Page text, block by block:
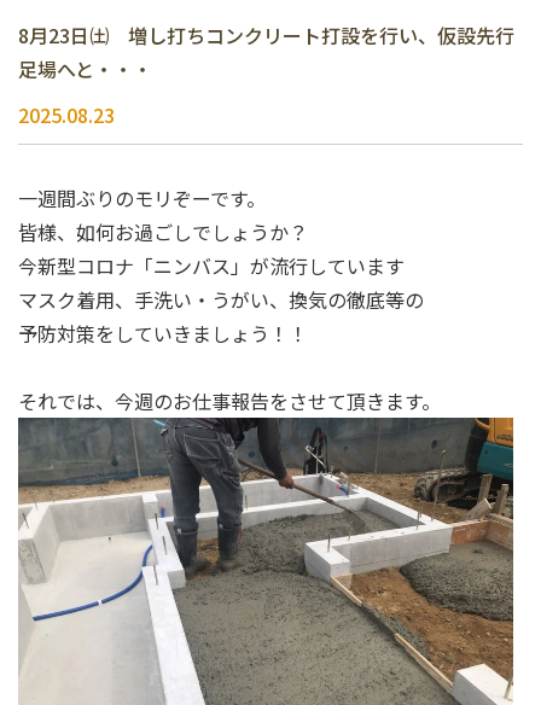
8月23日㈯ 増し打ちコンクリート打設を行い、仮設先行
足場へと・・・
2025.08.23
一週間ぶりのモリぞーです。
皆様、如何お過ごしでしょうか？
今新型コロナ「ニンバス」が流行しています
マスク着用、手洗い・うがい、換気の徹底等の
予防対策をしていきましょう！！
それでは、今週のお仕事報告をさせて頂きます。